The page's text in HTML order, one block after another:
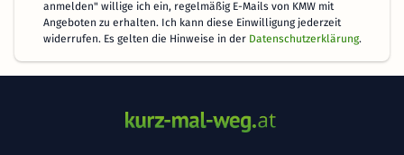
anmelden" willige ich ein, regelmäßig E-Mails von KMW mit
Angeboten zu erhalten. Ich kann diese Einwilligung jederzeit
widerrufen. Es gelten die Hinweise in der Datenschutzerklärung.